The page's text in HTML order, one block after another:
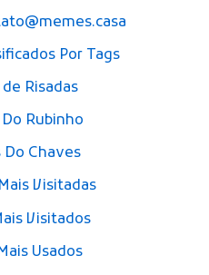
Por Tags
Risadas
Rubinho
Do Chaves
Visitadas
Visitados
Usados